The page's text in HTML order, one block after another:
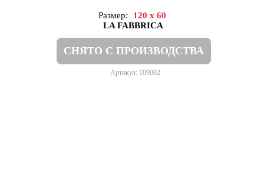
Размер:
120 x 60
LA FABBRICA
СНЯТО С ПРОИЗВОДСТВА
Артикул: 109002